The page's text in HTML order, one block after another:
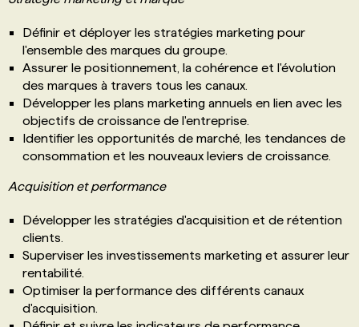
Définir et déployer les stratégies marketing pour
l'ensemble des marques du groupe.
Assurer le positionnement, la cohérence et l'évolution
des marques à travers tous les canaux.
Développer les plans marketing annuels en lien avec les
objectifs de croissance de l'entreprise.
Identifier les opportunités de marché, les tendances de
consommation et les nouveaux leviers de croissance.
Acquisition et performance
Développer les stratégies d'acquisition et de rétention
clients.
Superviser les investissements marketing et assurer leur
rentabilité.
Optimiser la performance des différents canaux
d'acquisition.